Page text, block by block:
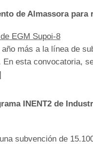
de Almassora
más a la línea de
esta convocatoria,
INENT2 de
subvención de